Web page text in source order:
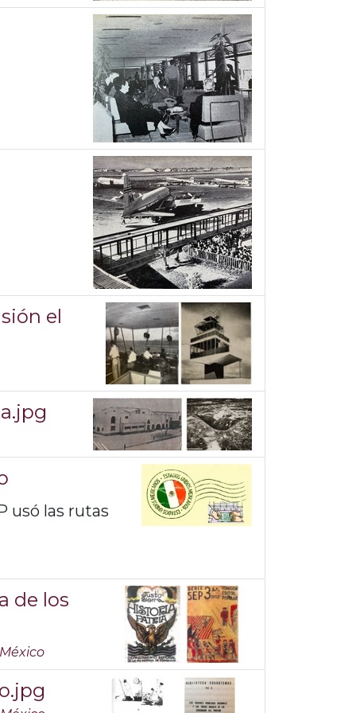
el
usó las rutas
de los